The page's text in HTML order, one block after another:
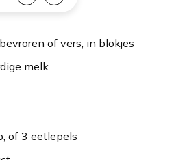
of vers, in blokjes
melk
, of 3 eetlepels